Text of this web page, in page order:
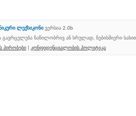
ლექსიკონი ვერსია 2.0b
გავრცელება ნაწილობრივ ან სრულად, ნებისმიერი
პირობები | კონფიდენციალობის პოლიტიკა